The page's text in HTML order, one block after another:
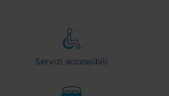
Servizi accessibili